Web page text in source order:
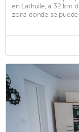
en Lathuile, a 32 km
zona donde se